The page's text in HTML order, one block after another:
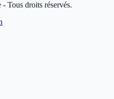
Tous droits réservés.